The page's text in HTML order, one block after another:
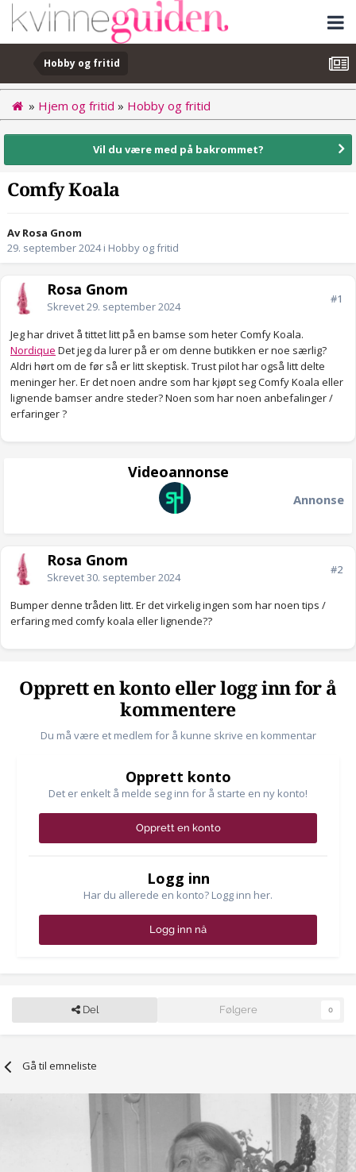
Hobby og fritid
» Hjem og fritid » Hobby og fritid
Vil du være med på bakrommet?
Comfy Koala
Av Rosa Gnom
29. september 2024i Hobby og fritid
Rosa Gnom
Skrevet29. september 2024
#1
Jeg har drivet å tittet litt på en bamse som heter Comfy Koala.
Nordique Det jeg da lurer på er om denne butikken er noe særlig?
Aldri hørt om de før så er litt skeptisk. Trust pilot har også litt delte
meninger her. Er det noen andre som har kjøpt seg Comfy Koala eller
lignende bamser andre steder? Noen som har noen anbefalinger /
erfaringer ?
Videoannonse
Annonse
Rosa Gnom
Skrevet30. september 2024
#2
Bumper denne tråden litt. Er det virkelig ingen som har noen tips /
erfaring med comfy koala eller lignende??
Opprett en konto eller logg inn for å
kommentere
Du må være et medlem for å kunne skrive en kommentar
Opprett konto
Det er enkelt å melde seg inn for å starte en ny konto!
Opprett en konto
Logg inn
Har du allerede en konto? Logg inn her.
Logg inn nå
Del Følgere 0
Gå til emneliste